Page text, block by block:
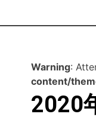
Warning:
content/
2020